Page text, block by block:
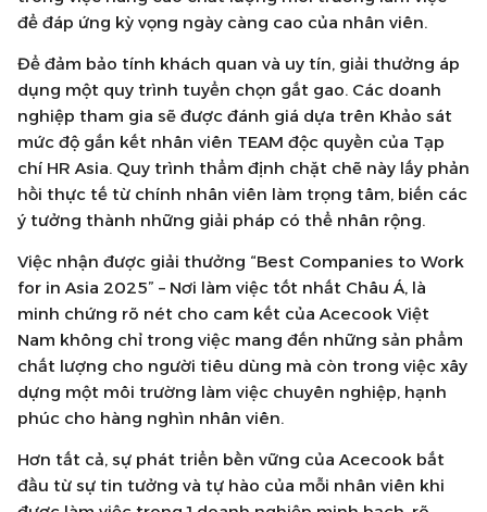
để đáp ứng kỳ vọng ngày càng cao của nhân viên.
Để đảm bảo tính khách quan và uy tín, giải thưởng áp
dụng một quy trình tuyển chọn gắt gao. Các doanh
nghiệp tham gia sẽ được đánh giá dựa trên Khảo sát
mức độ gắn kết nhân viên TEAM độc quyền của Tạp
chí HR Asia. Quy trình thẩm định chặt chẽ này lấy phản
hồi thực tế từ chính nhân viên làm trọng tâm, biến các
ý tưởng thành những giải pháp có thể nhân rộng.
Việc nhận được giải thưởng “Best Companies to Work
for in Asia 2025” – Nơi làm việc tốt nhất Châu Á, là
minh chứng rõ nét cho cam kết của Acecook Việt
Nam không chỉ trong việc mang đến những sản phẩm
chất lượng cho người tiêu dùng mà còn trong việc xây
dựng một môi trường làm việc chuyên nghiệp, hạnh
phúc cho hàng nghìn nhân viên.
Hơn tất cả, sự phát triển bền vững của Acecook bắt
đầu từ sự tin tưởng và tự hào của mỗi nhân viên khi